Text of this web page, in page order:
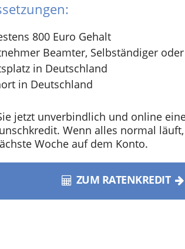
800 Euro Gehalt
Beamter, Selbständiger
in Deutschland
in Deutschland
jetzt unverbindlich und online
Wenn alles normal
Woche auf dem Konto.
ZUM RATENKREDIT